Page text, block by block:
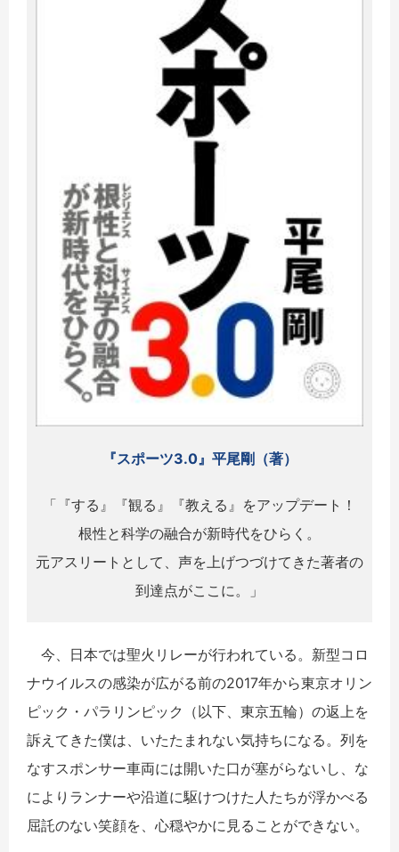
『スポーツ3.0』平尾剛（著）
「『する』『観る』『教える』をアップデート！
根性と科学の融合が新時代をひらく。
元アスリートとして、声を上げつづけてきた著者の
到達点がここに。」
今、日本では聖火リレーが行われている。新型コロ
ナウイルスの感染が広がる前の2017年から東京オリン
ピック・パラリンピック（以下、東京五輪）の返上を
訴えてきた僕は、いたたまれない気持ちになる。列を
なすスポンサー車両には開いた口が塞がらないし、な
によりランナーや沿道に駆けつけた人たちが浮かべる
屈託のない笑顔を、心穏やかに見ることができない。